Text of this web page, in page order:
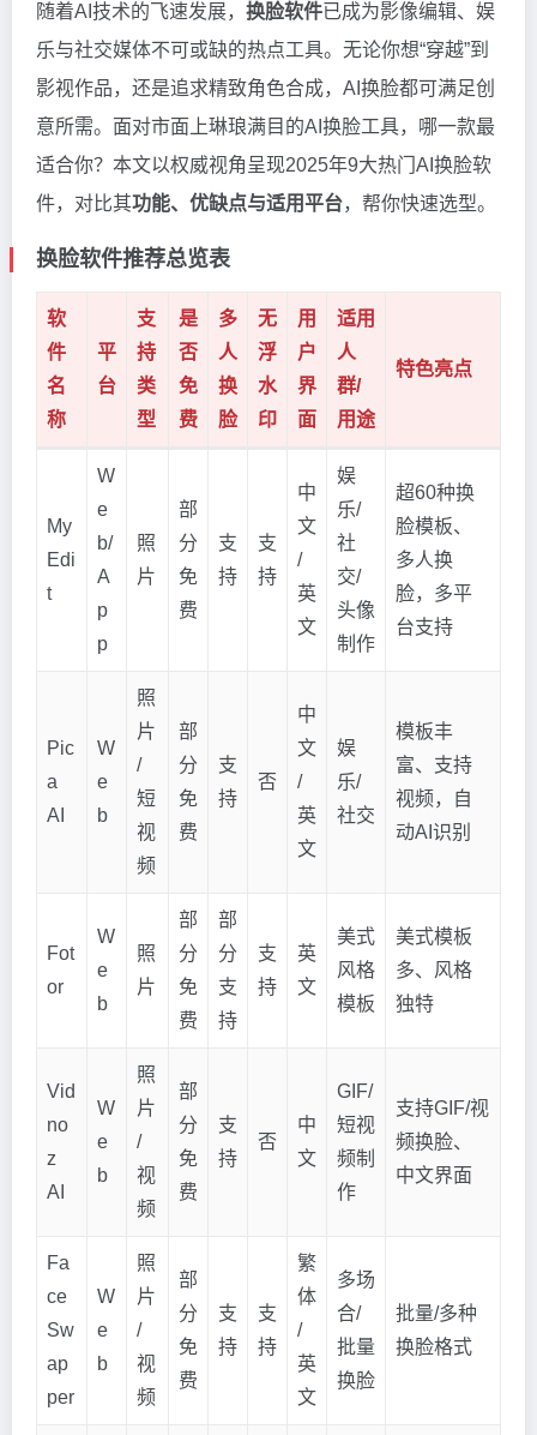
随着AI技术的飞速发展， 换脸软件已成为影像编辑、娱
乐与社交媒体不可或缺的热点工具。无论你想“穿越”到
影视作品，还是追求精致角色合成，AI换脸都可满足创
意所需。面对市面上琳琅满目的AI换脸工具，哪一款最
适合你？本文以权威视角呈现2025年9大热门AI换脸软
件，对比其功能、优缺点与适用平台，帮你快速选型。
换脸软件推荐总览表
软
件
名
称
平
台
支
持
类
型
是
否
免
费
多
人
换
脸
无
浮
水
印
用
户
界
面
适用
人
群/
用途
特色亮点
My
Edi
t
W
e
b/
A
p
p
照
片
部
分
免
费
支
持
支
持
中
文
/
英
文
娱
乐/
社
交/
头像
制作
超60种换
脸模板、
多人换
脸，多平
台支持
Pic
a
AI
W
e
b
照
片
/
短
视
频
部
分
免
费
支
持
否
中
文
/
英
文
娱
乐/
社交
模板丰
富、支持
视频，自
动AI识别
Fot
or
W
e
b
照
片
部
分
免
费
部
分
支
持
支
持
英
文
美式
风格
模板
美式模板
多、风格
独特
Vid
no
z
AI
W
e
b
照
片
/
视
频
部
分
免
费
支
持
否
中
文
GIF/
短视
频制
作
支持GIF/视
频换脸、
中文界面
Fa
ce
Sw
ap
per
W
e
b
照
片
/
视
频
部
分
免
费
支
持
支
持
繁
体
/
英
文
多场
合/
批量
换脸
批量/多种
换脸格式